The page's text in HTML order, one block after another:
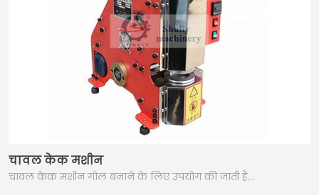
चावल केक मशीन
चावल केक मशीन गोल बनाने के लिए उपयोग की जाती है…